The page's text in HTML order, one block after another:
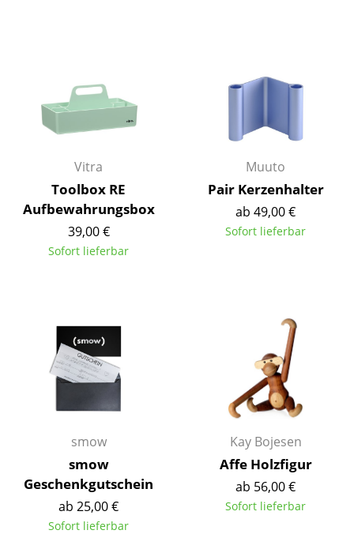
Kleinaufbewahrung
Einzelteile
... alle Aufbewahrungsmöbel
Licht
Hängeleuchten & Deckenleuchten
Stehleuchten & Leseleuchten
Bodenleuchten
Wandleuchten
Akkuleuchten
... alle Leuchten
Betten
Vitra
Toolbox RE
Aufbewahrungsbox
39,00 €
Sofort lieferbar
Muuto
Pair Kerzenhalter
ab 49,00 €
Sofort lieferbar
smow
smow
Geschenkgutschein
ab 25,00 €
Sofort lieferbar
Kay Bojesen
Affe Holzfigur
ab 56,00 €
Sofort lieferbar